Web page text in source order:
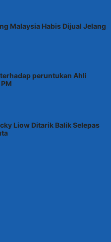
Malaysia Habis Dijual Jelang
peruntukan Ahli
Liow Ditarik Balik Selepas